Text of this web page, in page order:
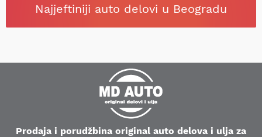
Najjeftiniji auto delovi u Beogradu
Prodaja i porudžbina original auto delova i ulja za